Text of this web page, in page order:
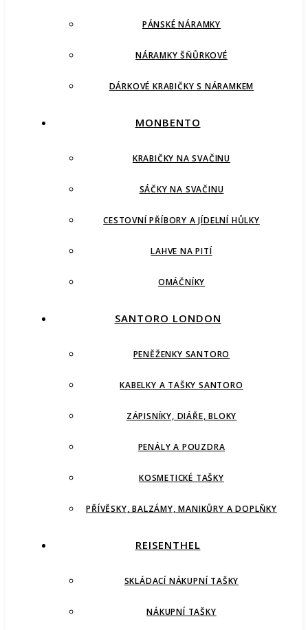
PÁNSKÉ NÁRAMKY
NÁRAMKY ŠŇŮRKOVÉ
DÁRKOVÉ KRABIČKY S NÁRAMKEM
MONBENTO
KRABIČKY NA SVAČINU
SÁČKY NA SVAČINU
CESTOVNÍ PŘÍBORY A JÍDELNÍ HŮLKY
LAHVE NA PITÍ
OMÁČNÍKY
SANTORO LONDON
PENĚŽENKY SANTORO
KABELKY A TAŠKY SANTORO
ZÁPISNÍKY, DIÁŘE, BLOKY
PENÁLY A POUZDRA
KOSMETICKÉ TAŠKY
PŘÍVĚSKY, BALZÁMY, MANIKŮRY A DOPLŇKY
REISENTHEL
SKLÁDACÍ NÁKUPNÍ TAŠKY
NÁKUPNÍ TAŠKY